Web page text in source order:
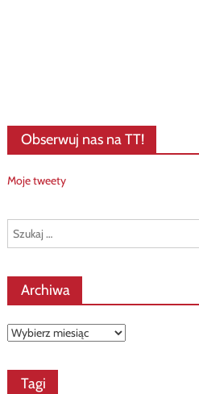
Obserwuj nas na TT!
Moje tweety
Szukaj:
Archiwa
Archiwa
Tagi